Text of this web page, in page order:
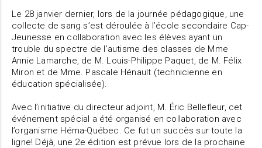
Le 28 janvier dernier, lors de la journée pédagogique, une
collecte de sang s’est déroulée à l’école secondaire Cap-
Jeunesse en collaboration avec les élèves ayant un
trouble du spectre de l’autisme des classes de Mme
Annie Lamarche, de M. Louis-Philippe Paquet, de M. Félix
Miron et de Mme. Pascale Hénault (technicienne en
éducation spécialisée).
Avec l’initiative du directeur adjoint, M. Éric Bellefleur, cet
événement spécial a été organisé en collaboration avec
l’organisme Héma-Québec. Ce fut un succès sur toute la
ligne! Déjà, une 2e édition est prévue lors de la prochaine